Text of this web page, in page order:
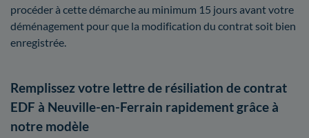
procéder à cette démarche au minimum 15 jours avant votre
déménagement pour que la modification du contrat soit bien
enregistrée.
Remplissez votre lettre de résiliation de contrat
EDF à Neuville-en-Ferrain rapidement grâce à
notre modèle